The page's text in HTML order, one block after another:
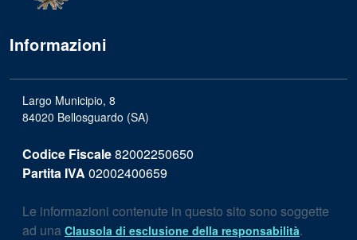
Informazioni
Largo Municipio, 8
84020 Bellosguardo (SA)
Codice Fiscale82002250650
Partita IVA 02002400659
Le informazioni contenute in questo sito sono soggette
ad una Clausola di esclusione della responsabilità.